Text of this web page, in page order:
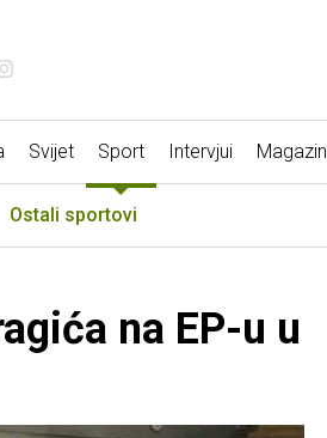
Svijet Sport Intervjui Magazin
Ostali sportovi
na EP-u u